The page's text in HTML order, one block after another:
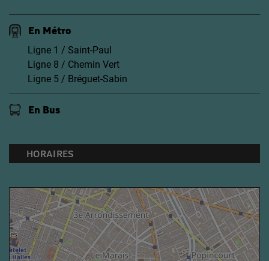
En Métro
Ligne 1 / Saint-Paul
Ligne 8 / Chemin Vert
Ligne 5 / Bréguet-Sabin
En Bus
HORAIRES